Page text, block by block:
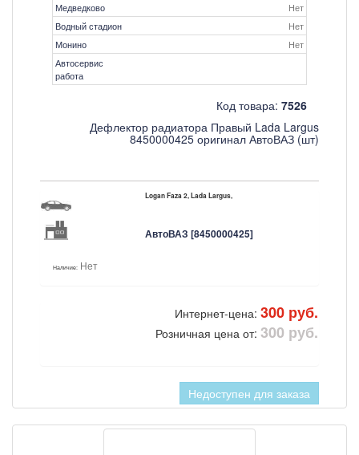
Медведково
Нет
Водный стадион
Нет
Монино
Нет
Автосервис
работа
Код товара: 7526
Дефлектор радиатора Правый Lada Largus
8450000425 оригинал АвтоВАЗ (шт)
Logan Faza 2, Lada Largus,
АвтоВАЗ [8450000425]
Наличие: Нет
Интернет-цена: 300 руб.
Розничная цена от: 300 руб.
Недоступен для заказа